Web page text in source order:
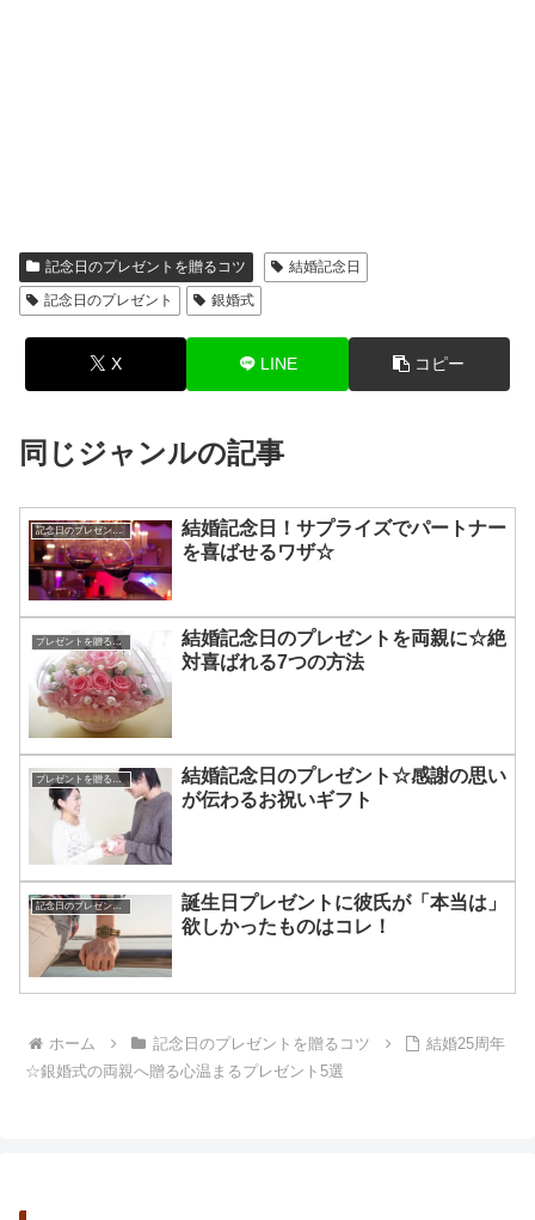
記念日のプレゼントを贈るコツ
結婚記念日
記念日のプレゼント
銀婚式
X LINE コピー
同じジャンルの記事
記念日のプレゼントを贈るコツ
結婚記念日！サプライズでパートナー
を喜ばせるワザ☆
プレゼントを贈るコツ
結婚記念日のプレゼントを両親に☆絶
対喜ばれる7つの方法
プレゼントを贈るコツ
結婚記念日のプレゼント☆感謝の思い
が伝わるお祝いギフト
記念日のプレゼントを贈るコツ
誕生日プレゼントに彼氏が「本当は」
欲しかったものはコレ！
ホーム 記念日のプレゼントを贈るコツ
結婚25周年
☆銀婚式の両親へ贈る心温まるプレゼント5選